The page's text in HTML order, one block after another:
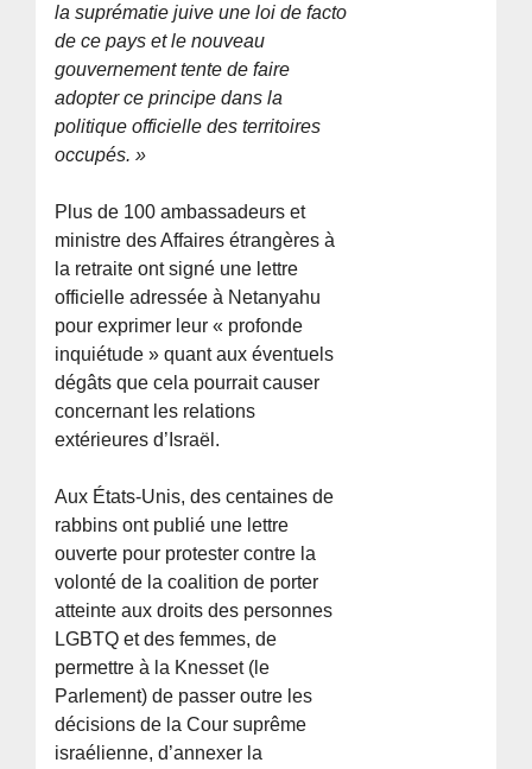
la suprématie juive une loi de facto
de ce pays et le nouveau
gouvernement tente de faire
adopter ce principe dans la
politique officielle des territoires
occupés. »
Plus de 100 ambassadeurs et
ministre des Affaires étrangères à
la retraite ont signé une lettre
officielle adressée à Netanyahu
pour exprimer leur « profonde
inquiétude » quant aux éventuels
dégâts que cela pourrait causer
concernant les relations
extérieures d’Israël.
Aux États-Unis, des centaines de
rabbins ont publié une lettre
ouverte pour protester contre la
volonté de la coalition de porter
atteinte aux droits des personnes
LGBTQ et des femmes, de
permettre à la Knesset (le
Parlement) de passer outre les
décisions de la Cour suprême
israélienne, d’annexer la